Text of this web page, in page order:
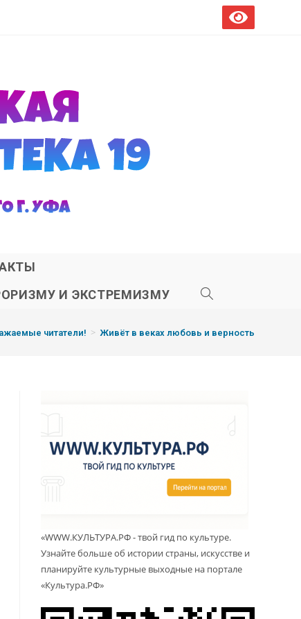
И ЭКСТРЕМИЗМУ
читатели! > Живёт в веках любовь и верность
«WWW.КУЛЬТУРА.РФ - твой гид по культуре.
Узнайте больше об истории страны, искусстве и
планируйте культурные выходные на портале
«Культура.РФ»